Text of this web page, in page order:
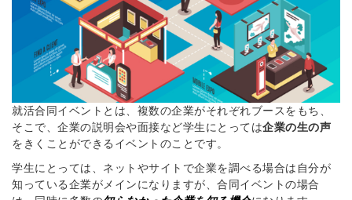
就活合同イベントとは、複数の企業がそれぞれブースをもち、
そこで、企業の説明会や面接など学生にとっては企業の生の声
をきくことができるイベントのことです。
学生にとっては、ネットやサイトで企業を調べる場合は自分が
知っている企業がメインになりますが、合同イベントの場合